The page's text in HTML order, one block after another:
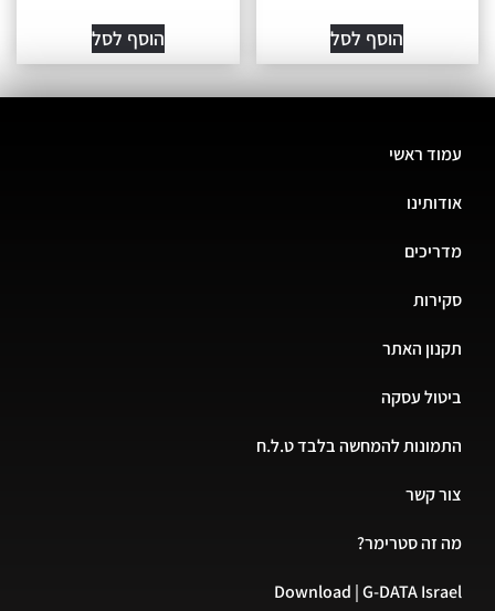
הוסף לסל הוסף לסל
עמוד ראשי
אודותינו
מדריכים
סקירות
תקנון האתר
ביטול עסקה
התמונות להמחשה בלבד ט.ל.ח
צור קשר
מה זה סטרימר?
Download | G-DATA Israel